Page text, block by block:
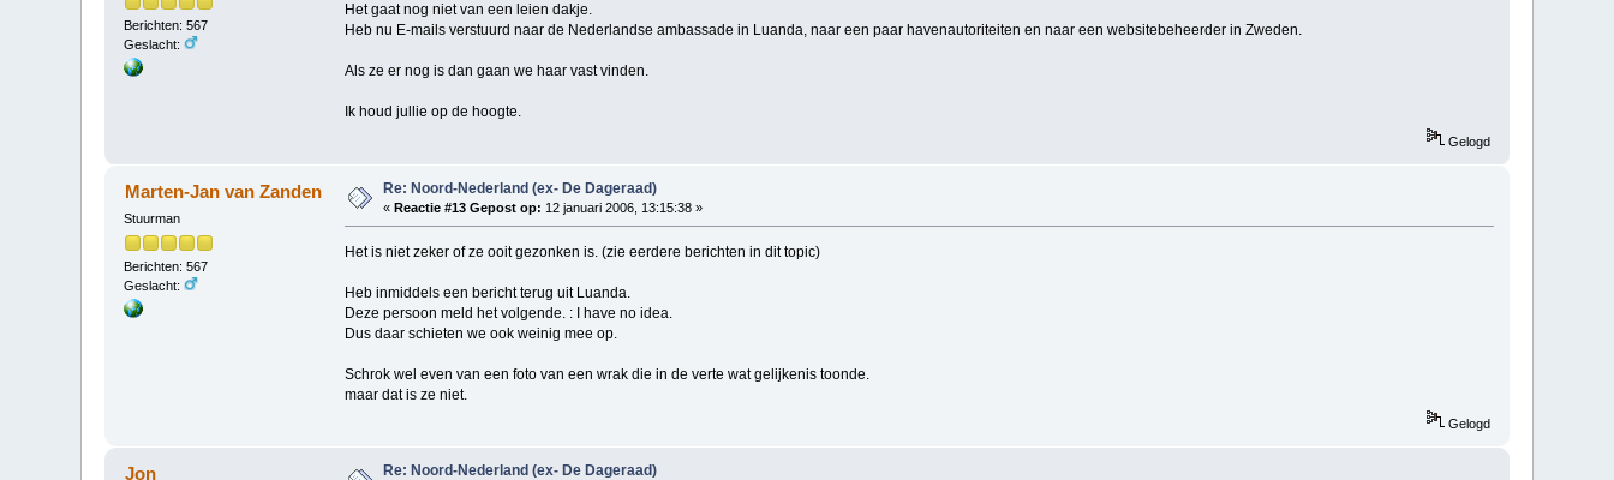
Berichten: 567
Geslacht:
Het gaat nog niet van een leien dakje.
Heb nu E-mails verstuurd naar de Nederlandse ambassade in Luanda, naar een paar havenautoriteiten en naar een websitebeheerder in Zweden.
Als ze er nog is dan gaan we haar vast vinden.
Ik houd jullie op de hoogte.
Gelogd
Marten-Jan van Zanden
Stuurman
Berichten: 567
Geslacht:
Re: Noord-Nederland (ex- De Dageraad)
«Reactie #13 Gepost op: 12 januari 2006, 13:15:38 »
Het is niet zeker of ze ooit gezonken is. (zie eerdere berichten in dit topic)
Heb inmiddels een bericht terug uit Luanda.
Deze persoon meld het volgende. : I have no idea.
Dus daar schieten we ook weinig mee op.
Schrok wel even van een foto van een wrak die in de verte wat gelijkenis toonde.
maar dat is ze niet.
Gelogd
Jon Re: Noord-Nederland (ex- De Dageraad)